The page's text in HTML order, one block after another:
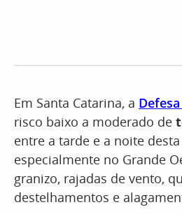
Em Santa Catarina, a
risco baixo a moderado de
entre a tarde e a noite
especialmente no Grande
granizo, rajadas de vento,
destelhamentos e